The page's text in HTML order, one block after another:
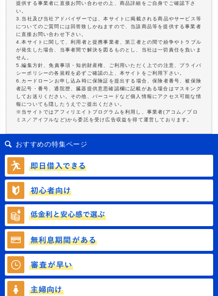
提供する事業者に直接お問い合わせの上、商品詳細をご自身でご確認下さ
い。
3.当社及び当社アドバイザーでは、本サイトに掲載される商品やサービス等
についてのご質問には回答致しかねますので、当該商品等を提供する事業者
に直接お問い合わせ下さい。
4.本サイトに関して、利用者と提携事業者、第三者との間で紛争やトラブル
が発生した場合、当事者間で解決を図るものとし、当社は一切責任を負いま
せん。
5.編集方針、免責事項・知的財産権、ご利用いただく上での注意、プライバ
シーポリシーの各規程を必ずご確認の上、本サイトをご利用下さい。
6.カードローンお申し込み時に保険証を提出する場合、保険者番号、被保険
者記号・番号、通院歴、臓器提供意思確認欄に記載がある場合はマスキング
してお送りください。その他、バーコードなど個人情報にアクセス可能な情
報についても隠したうえでご提出ください。
※当サイトではアフィリエイトプログラムを利用し、事業者(アコム／プロ
ミス／アイフルなど)から委託を受け広告収益を得て運営しております。
おすすめの特集ページ